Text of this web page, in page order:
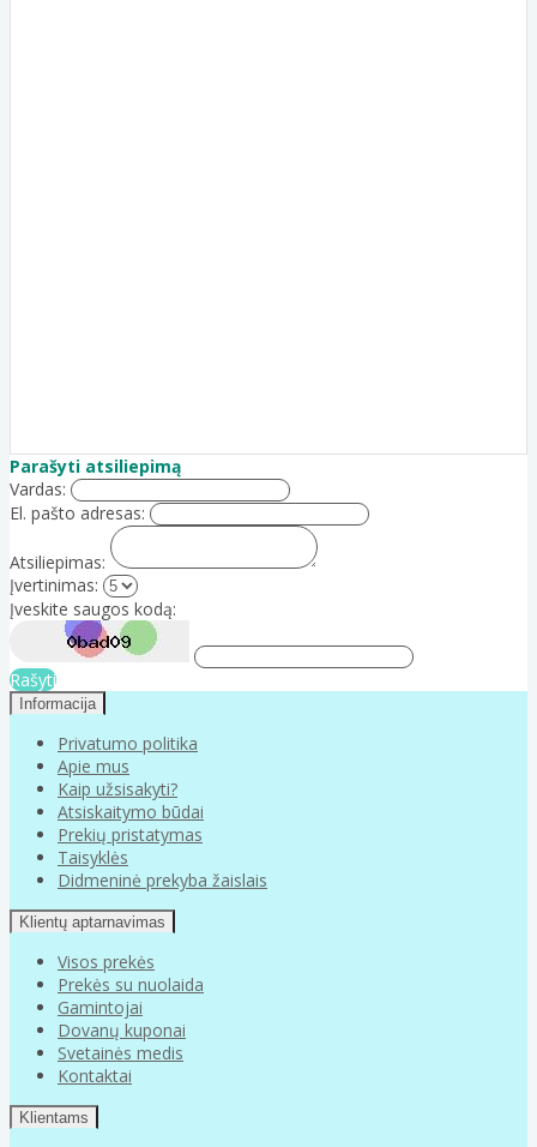
Parašyti atsiliepimą
Vardas:
El. pašto adresas:
Atsiliepimas:
Įvertinimas:
Įveskite saugos kodą:
Rašyti
Informacija
Privatumo politika
Apie mus
Kaip užsisakyti?
Atsiskaitymo būdai
Prekių pristatymas
Taisyklės
Didmeninė prekyba žaislais
Klientų aptarnavimas
Visos prekės
Prekės su nuolaida
Gamintojai
Dovanų kuponai
Svetainės medis
Kontaktai
Klientams